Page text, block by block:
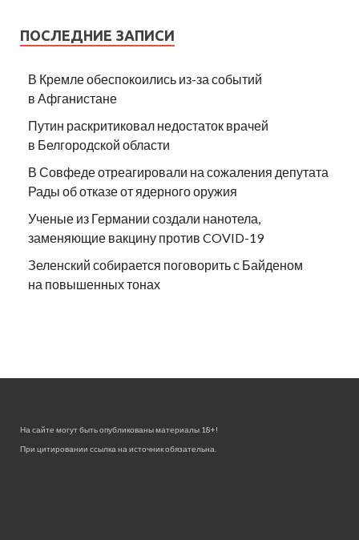
ПОСЛЕДНИЕ ЗАПИСИ
В Кремле обеспокоились из-за событий
в Афганистане
Путин раскритиковал недостаток врачей
в Белгородской области
В Совфеде отреагировали на сожаления депутата
Рады об отказе от ядерного оружия
Ученые из Германии создали нанотела,
заменяющие вакцину против COVID-19
Зеленский собирается поговорить с Байденом
на повышенных тонах
На сайте могут быть опубликованы материалы 18+!
При цитировании ссылка на источник обязательна.